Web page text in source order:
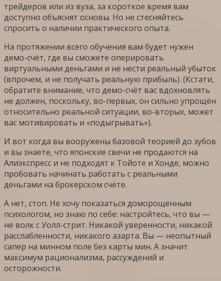
трейдеров или из вуза, за короткое время вам
доступно объяснят основы. Но не стесняйтесь
спросить о наличии практического опыта.
На протяжении всего обучения вам будет нужен
демо-счёт, где вы сможете оперировать
виртуальными деньгами и не нести реальный убыток
(впрочем, и не получать реальную прибыль). (Кстати,
обратите внимание, что демо-счёт вас вдохновлять
не должен, поскольку, во-первых, он сильно упрощён
относительно реальной ситуации, во-вторых, может
вас мотивировать и «подыгрывать»).
И вот когда вы вооружены базовой теорией до зубов
и вы знаете, что японские свечи не продаются на
Алиэкспресс и не подходят к Тойоте и Хонде, можно
пробовать начинать работать с реальными
деньгами на брокерском счёте.
А нет, стоп. Не хочу показаться доморощенным
психологом, но знаю по себе: настройтесь, что вы —
не волк с Уолл-стрит. Никакой уверенности, никакой
расслабленности, никакого азарта. Вы — неопытный
сапер на минном поле без карты мин. А значит
максимум рационализма, рассуждений и
осторожности.